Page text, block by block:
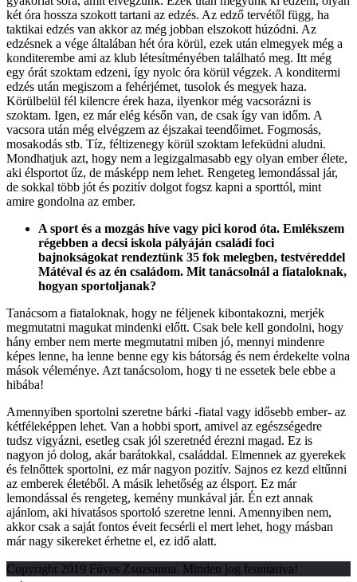
két óra hossza szokott tartani az edzés. Az edző tervétől függ, ha
taktikai edzés van akkor az még jobban elszokott húzódni. Az
edzésnek a vége általában hét óra körül, ezek után elmegyek még a
konditerembe ami az klub létesítményében található meg. Itt még
egy órát szoktam edzeni, így nyolc óra körül végzek. A konditermi
edzés után megiszom a fehérjémet, tusolok és megyek haza.
Körülbelül fél kilencre érek haza, ilyenkor még vacsorázni is
szoktam. Igen, ez már elég későn van, de csak így van időm. A
vacsora után még elvégzem az éjszakai teendőimet. Fogmosás,
mosakodás stb. Tíz, féltizenegy körül szoktam lefeküdni aludni.
Mondhatjuk azt, hogy nem a legizgalmasabb egy olyan ember élete,
aki élsportot űz, de másképp nem lehet. Rengeteg lemondással jár,
de sokkal több jót és pozitív dolgot fogsz kapni a sporttól, mint
amire gondolna az ember.
A sport és a mozgás híve vagy pici korod óta. Emlékszem
régebben a decsi iskola pályáján családi foci
bajnokságokat rendeztünk 35 fok melegben, testvéreddel
Mátéval és az én családom. Mit tanácsolnál a fiataloknak,
hogyan sportoljanak?
Tanácsom a fiataloknak, hogy ne féljenek kibontakozni, merjék
megmutatni magukat mindenki előtt. Csak bele kell gondolni, hogy
hány ember nem merte megmutatni miben jó, mennyi mindenre
képes lenne, ha lenne benne egy kis bátorság és nem érdekelte volna
mások véleménye. Azt tanácsolom, hogy ti ne essetek bele ebbe a
hibába!
Amennyiben sportolni szeretne bárki -fiatal vagy idősebb ember- az
kétféleképpen lehet. Van a hobbi sport, amivel az egészségedre
tudsz vigyázni, esetleg csak jól szeretnéd érezni magad. Ez is
nagyon jó dolog, akár barátokkal, családdal. Elmennek az gyerekek
és felnőttek sportolni, ez már nagyon pozitív. Sajnos ez kezd eltűnni
az emberek életéből. A másik lehetőség az élsport. Ez már
lemondással és rengeteg, kemény munkával jár. Én ezt annak
ajánlom, aki hivatásos sportoló szeretne lenni. Amennyiben nem,
akkor csak a saját fontos éveit fecsérli el mert lehet, hogy másban
már nagy sikereket érhetne el, ez idő alatt.
Copyright 2019 Füves Zsuzsanna. Minden jog fenntartva!